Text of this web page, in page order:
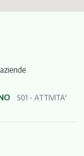
S01 - ATTIVITA'